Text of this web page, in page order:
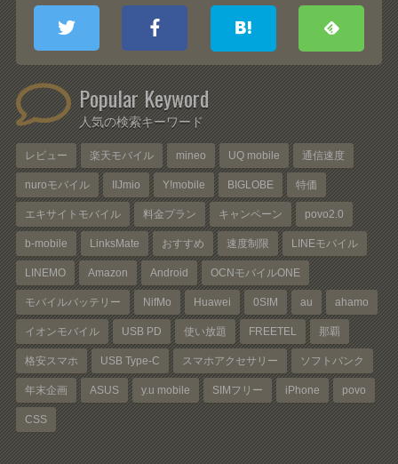
Popular Keyword
人気の検索キーワード
レビュー 楽天モバイル mineo UQ mobile 通信速度
nuroモバイル IIJmio Y!mobile BIGLOBE 特価
エキサイトモバイル 料金プラン キャンペーン povo2.0
b-mobile LinksMate おすすめ 速度制限 LINEモバイル
LINEMO Amazon Android OCNモバイルONE
モバイルバッテリー NifMo Huawei 0SIM au ahamo
イオンモバイル USB PD 使い放題 FREETEL 那覇
格安スマホ USB Type-C スマホアクセサリー ソフトバンク
年末企画 ASUS y.u mobile SIMフリー iPhone povo
CSS